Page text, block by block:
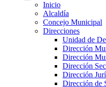
Inicio
Alcaldía
Concejo Municipal
Direcciones
Unidad de
Dirección
Dirección
Dirección
Dirección
Dirección de